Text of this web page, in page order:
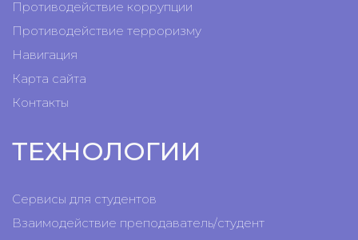
Противодействие коррупции
Противодействие терроризму
Навигация
Карта сайта
Контакты
ТЕХНОЛОГИИ
Сервисы для студентов
Взаимодействие преподаватель/студент